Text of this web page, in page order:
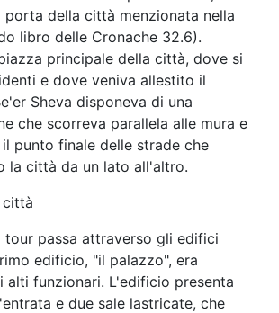
porta della città menzionata nella
libro delle Cronache 32.6).
principale della città, dove si
e dove veniva allestito il
Sheva disponeva di una
che scorreva parallela alle mura e
punto finale delle strade che
la città da un lato all'altro.
città
tour passa attraverso gli edifici
edificio, "il palazzo", era
alti funzionari. L'edificio presenta
e due sale lastricate, che